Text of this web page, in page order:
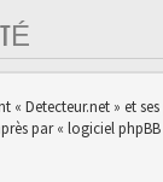
Detecteur.net » et
par « logiciel